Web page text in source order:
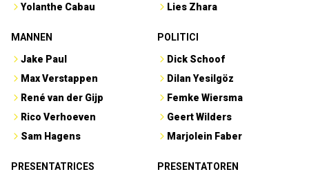
Yolanthe Cabau
Lies Zhara
MANNEN
Jake Paul
Max Verstappen
René van der Gijp
Rico Verhoeven
Sam Hagens
POLITICI
Dick Schoof
Dilan Yesilgöz
Femke Wiersma
Geert Wilders
Marjolein Faber
PRESENTATRICES
PRESENTATOREN